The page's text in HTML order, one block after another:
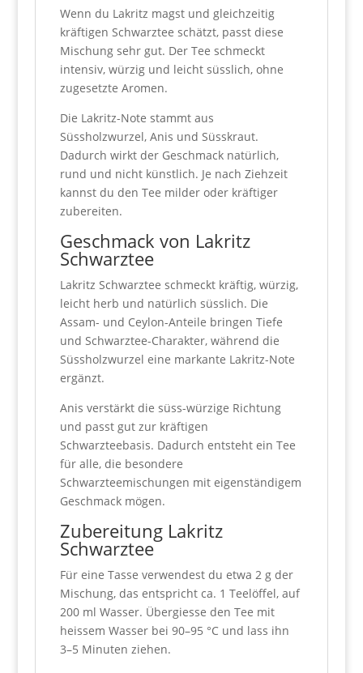
Wenn du Lakritz magst und gleichzeitig
kräftigen Schwarztee schätzt, passt diese
Mischung sehr gut. Der Tee schmeckt
intensiv, würzig und leicht süsslich, ohne
zugesetzte Aromen.
Die Lakritz-Note stammt aus
Süssholzwurzel, Anis und Süsskraut.
Dadurch wirkt der Geschmack natürlich,
rund und nicht künstlich. Je nach Ziehzeit
kannst du den Tee milder oder kräftiger
zubereiten.
Geschmack von Lakritz
Schwarztee
Lakritz Schwarztee schmeckt kräftig, würzig,
leicht herb und natürlich süsslich. Die
Assam- und Ceylon-Anteile bringen Tiefe
und Schwarztee-Charakter, während die
Süssholzwurzel eine markante Lakritz-Note
ergänzt.
Anis verstärkt die süss-würzige Richtung
und passt gut zur kräftigen
Schwarzteebasis. Dadurch entsteht ein Tee
für alle, die besondere
Schwarzteemischungen mit eigenständigem
Geschmack mögen.
Zubereitung Lakritz
Schwarztee
Für eine Tasse verwendest du etwa 2 g der
Mischung, das entspricht ca. 1 Teelöffel, auf
200 ml Wasser. Übergiesse den Tee mit
heissem Wasser bei 90–95 °C und lass ihn
3–5 Minuten ziehen.